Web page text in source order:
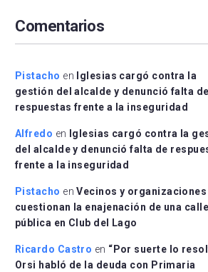
el
Comentarios
Pistacho en
Iglesias cargó contra la
gestión del alcalde y denunció falta de
respuestas frente a la inseguridad
Alfredo en
Iglesias cargó contra la
del alcalde y denunció falta de
frente a la inseguridad
Pistacho enVecinos y organizaciones
cuestionan la enajenación de una calle
pública en Club del Lago
Ricardo Castro en “Por suerte lo
Orsi habló de la deuda con Primaria